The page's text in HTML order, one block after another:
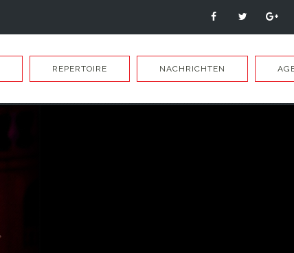
REPERTOIRE NACHRICHTEN